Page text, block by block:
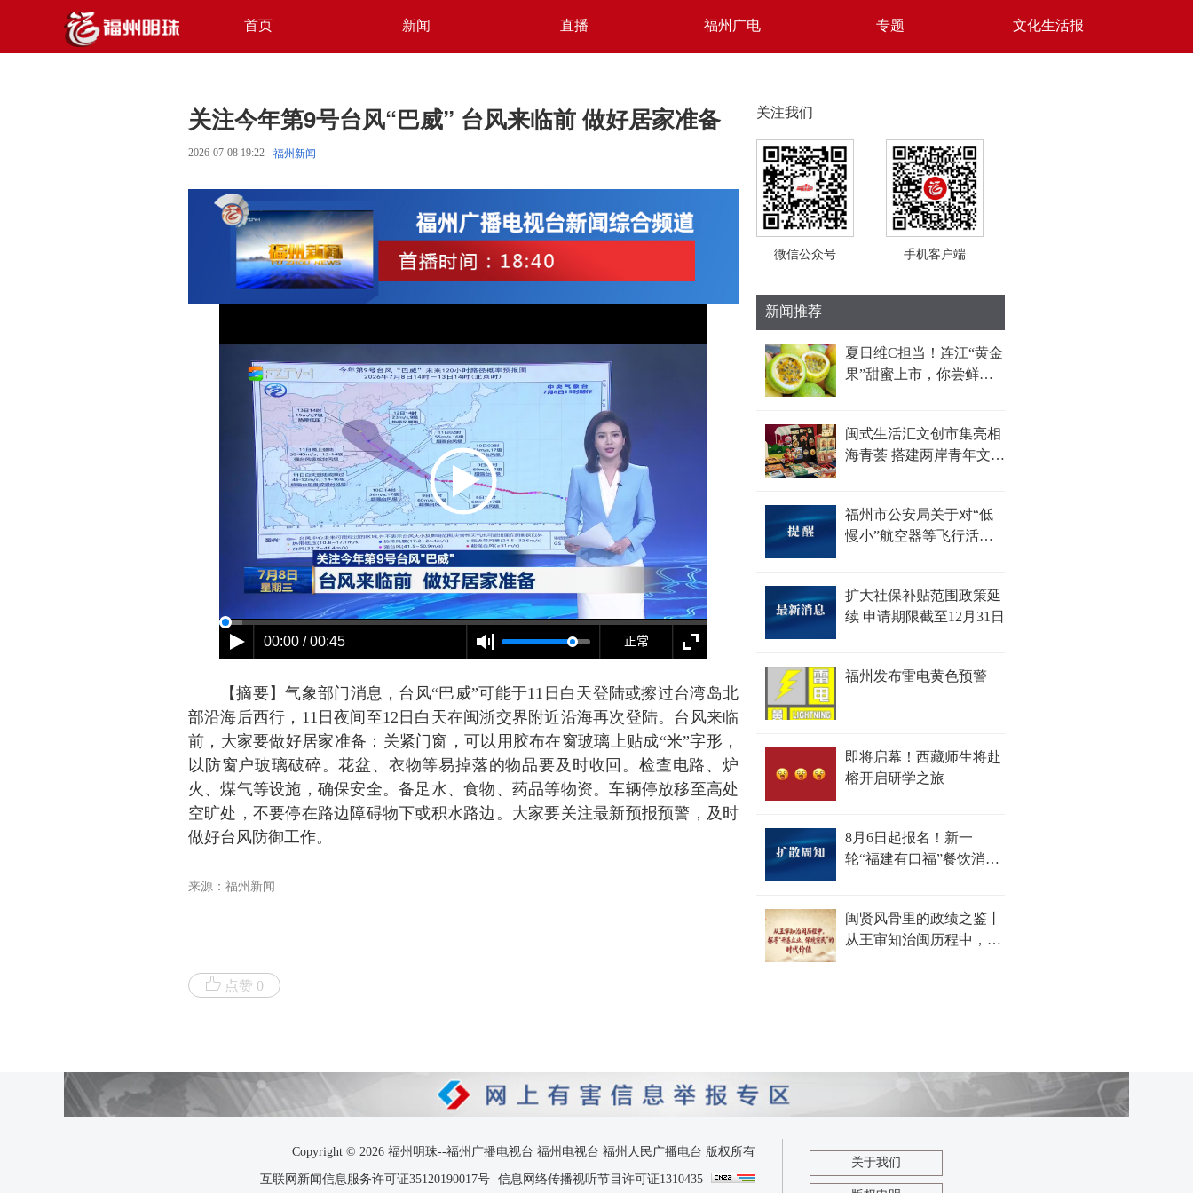
首页 新闻 直播 福州广电 专题 文化生活报
关注今年第9号台风“巴威” 台风来临前 做好居家准备
2026-07-08 19:22 福州新闻
【摘要】气象部门消息，台风“巴威”可能于11日白天登陆或擦过台湾岛北
部沿海后西行，11日夜间至12日白天在闽浙交界附近沿海再次登陆。台风来临
前，大家要做好居家准备：关紧门窗，可以用胶布在窗玻璃上贴成“米”字形，
以防窗户玻璃破碎。花盆、衣物等易掉落的物品要及时收回。检查电路、炉
火、煤气等设施，确保安全。备足水、食物、药品等物资。车辆停放移至高处
空旷处，不要停在路边障碍物下或积水路边。大家要关注最新预报预警，及时
做好台风防御工作。
来源：福州新闻
点赞 0
关注我们
微信公众号 手机客户端
新闻推荐
夏日维C担当！连江“黄金
果”甜蜜上市，你尝鲜了
闽式生活汇文创市集亮相
海青荟 搭建两岸青年文化
福州市公安局关于对“低
慢小”航空器等飞行活动
扩大社保补贴范围政策延
续 申请期限截至12月31日
福州发布雷电黄色预警
即将启幕！西藏师生将赴
榕开启研学之旅
8月6日起报名！新一
轮“福建有口福”餐饮消费
闽贤风骨里的政绩之鉴丨
从王审知治闽历程中，探
Copyright © 2026 福州明珠--福州广播电视台 福州电视台 福州人民广播电台 版权所有
互联网新闻信息服务许可证35120190017号 信息网络传播视听节目许可证1310435
关于我们